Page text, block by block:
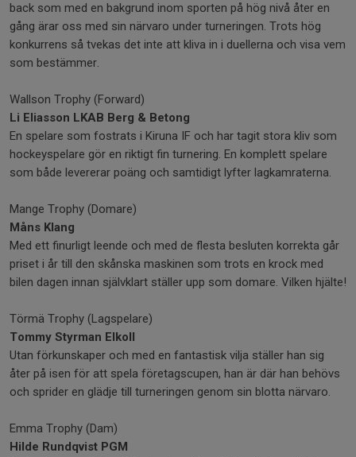
back som med en bakgrund inom sporten på hög nivå åter en
gång ärar oss med sin närvaro under turneringen. Trots hög
konkurrens så tvekas det inte att kliva in i duellerna och visa vem
som bestämmer.
Wallson Trophy (Forward)
Li Eliasson LKAB Berg & Betong
En spelare som fostrats i Kiruna IF och har tagit stora kliv som
hockeyspelare gör en riktigt fin turnering. En komplett spelare
som både levererar poäng och samtidigt lyfter lagkamraterna.
Mange Trophy (Domare)
Måns Klang
Med ett finurligt leende och med de flesta besluten korrekta går
priset i år till den skånska maskinen som trots en krock med
bilen dagen innan självklart ställer upp som domare. Vilken hjälte!
Törmä Trophy (Lagspelare)
Tommy Styrman Elkoll
Utan förkunskaper och med en fantastisk vilja ställer han sig
åter på isen för att spela företagscupen, han är där han behövs
och sprider en glädje till turneringen genom sin blotta närvaro.
Emma Trophy (Dam)
Hilde Rundqvist PGM